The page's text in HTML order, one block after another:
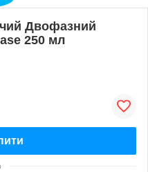
Двофазний
250 мл